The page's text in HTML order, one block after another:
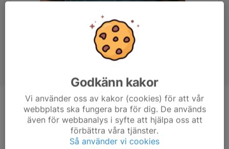
Position
Forward
21 år
Godkänn kakor
Vi använder oss av kakor (cookies) för att vår
webbplats ska fungera bra för dig. De används
även för webbanalys i syfte att hjälpa oss att
förbättra våra tjänster.
Så använder vi cookies